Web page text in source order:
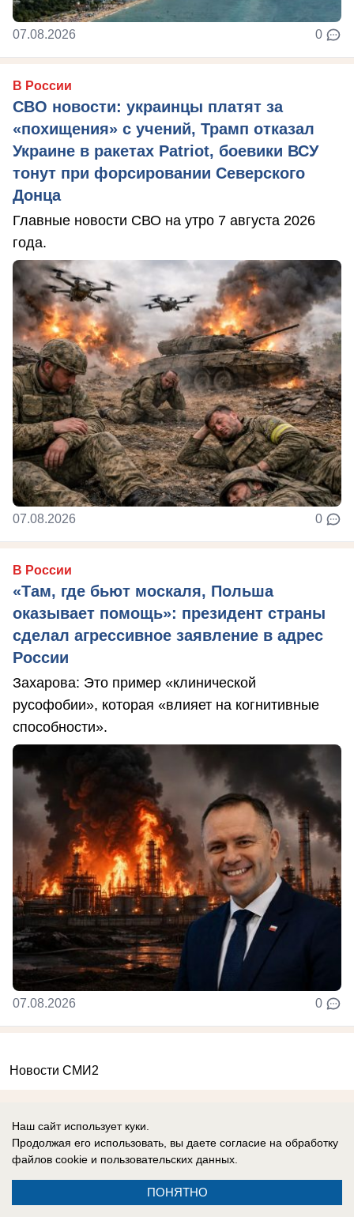
07.08.2026 0
В России
СВО новости: украинцы платят за
«похищения» с учений, Трамп отказал
Украине в ракетах Patriot, боевики ВСУ
тонут при форсировании Северского
Донца
Главные новости СВО на утро 7 августа 2026
года.
07.08.2026 0
В России
«Там, где бьют москаля, Польша
оказывает помощь»: президент страны
сделал агрессивное заявление в адрес
России
Захарова: Это пример «клинической
русофобии», которая «влияет на когнитивные
способности».
07.08.2026 0
Новости СМИ2
Наш сайт использует куки.
Продолжая его использовать, вы даете согласие на обработку
файлов cookie и пользовательских данных.
ПОНЯТНО